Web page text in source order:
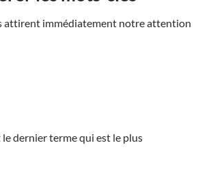
attirent immédiatement notre attention
le dernier terme qui est le plus